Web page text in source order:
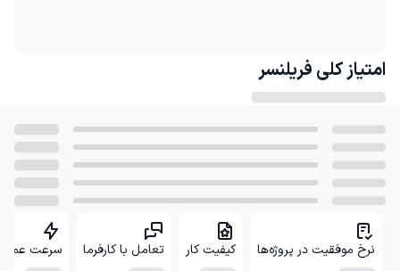
امتیاز کلی فریلنسر
نرخ موفقیت در پروژه‌ها کیفیت کار تعامل با کارفرما سرعت عمل